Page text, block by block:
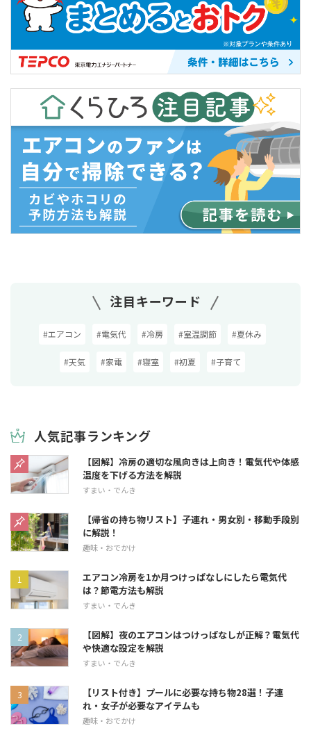
注目キーワード
#エアコン #電気代 #冷房 #室温調節 #夏休み
#天気 #家電 #寝室 #初夏 #子育て
人気記事ランキング
【図解】冷房の適切な風向きは上向き！電気代や体感
温度を下げる方法を解説
すまい・でんき
【帰省の持ち物リスト】子連れ・男女別・移動手段別
に解説！
趣味・おでかけ
エアコン冷房を1か月つけっぱなしにしたら電気代
は？節電方法も解説
すまい・でんき
【図解】夜のエアコンはつけっぱなしが正解？電気代
や快適な設定を解説
すまい・でんき
【リスト付き】プールに必要な持ち物28選！子連
れ・女子が必要なアイテムも
趣味・おでかけ